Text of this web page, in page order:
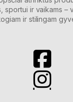
sportui ir vaikams –
ir stilingam